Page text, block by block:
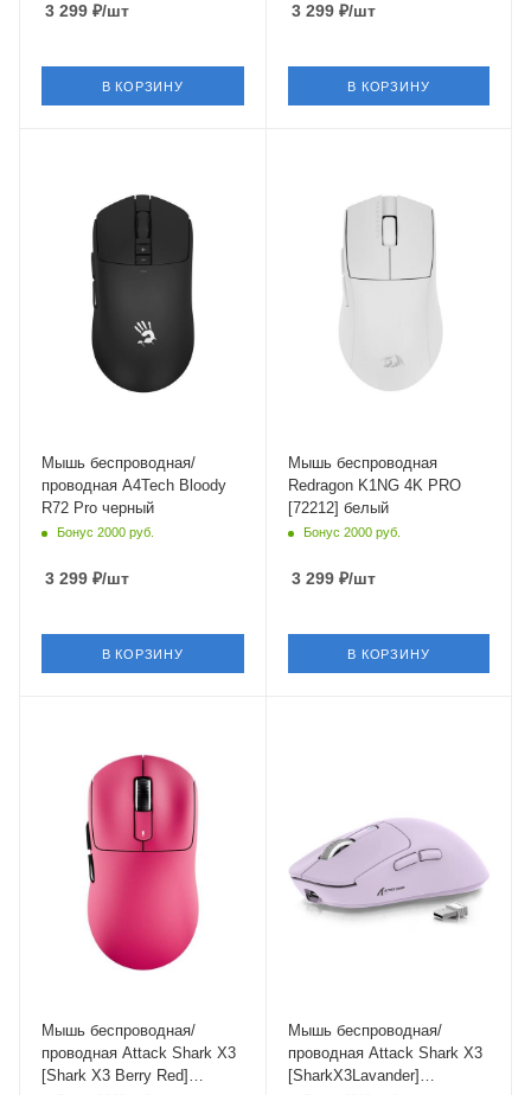
3 299 ₽/шт
В КОРЗИНУ
3 299₽/шт
В КОРЗИНУ
Мышь беспроводная/
проводная A4Tech Bloody
R72 Pro черный
Бонус 2000 руб.
3 299 ₽/шт
В КОРЗИНУ
Длина кабеля
Мышь беспроводная
Redragon K1NG 4K PRO
[72212] белый
Бонус 2000 руб.
3 299₽/шт
В КОРЗИНУ
Длина кабеля
Мышь беспроводная/
проводная Attack Shark X3
[Shark X3 Berry Red]
Мышь беспроводная/
проводная Attack Shark X3
[SharkX3Lavander]